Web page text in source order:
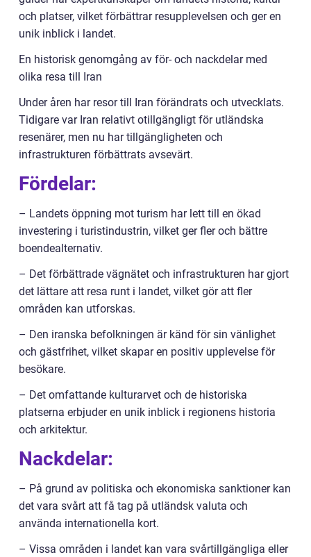
och platser, vilket förbättrar resupplevelsen och ger en
unik inblick i landet.
En historisk genomgång av för- och nackdelar med
olika resa till Iran
Under åren har resor till Iran förändrats och utvecklats.
Tidigare var Iran relativt otillgängligt för utländska
resenärer, men nu har tillgängligheten och
infrastrukturen förbättrats avsevärt.
Fördelar:
– Landets öppning mot turism har lett till en ökad
investering i turistindustrin, vilket ger fler och bättre
boendealternativ.
– Det förbättrade vägnätet och infrastrukturen har gjort
det lättare att resa runt i landet, vilket gör att fler
områden kan utforskas.
– Den iranska befolkningen är känd för sin vänlighet
och gästfrihet, vilket skapar en positiv upplevelse för
besökare.
– Det omfattande kulturarvet och de historiska
platserna erbjuder en unik inblick i regionens historia
och arkitektur.
Nackdelar:
– På grund av politiska och ekonomiska sanktioner kan
det vara svårt att få tag på utländsk valuta och
använda internationella kort.
– Vissa områden i landet kan vara svårtillgängliga eller